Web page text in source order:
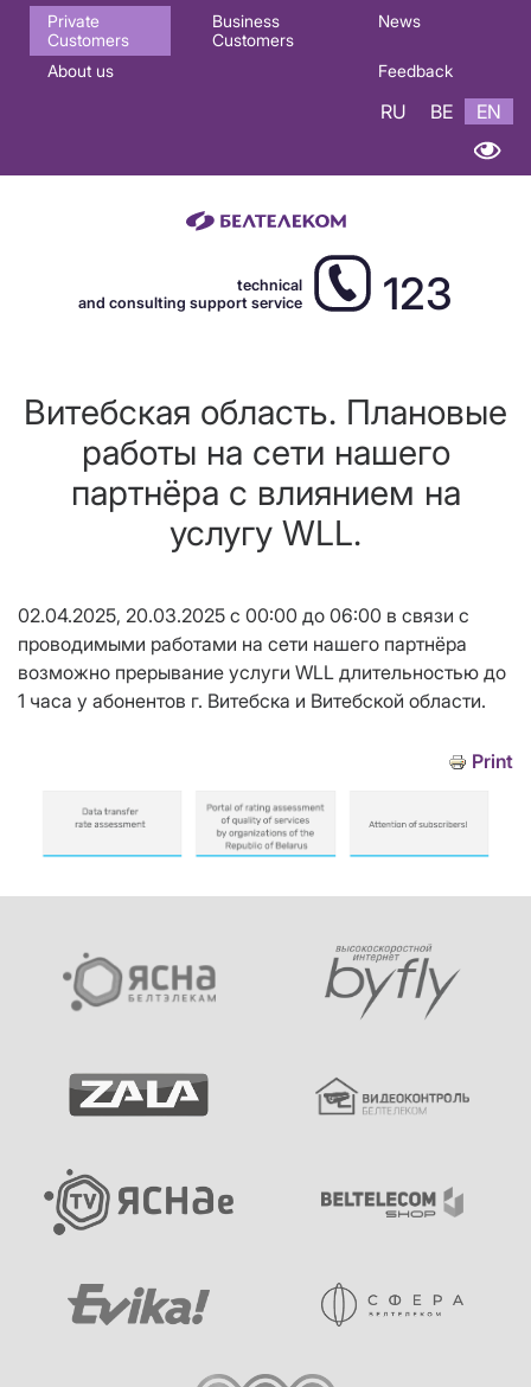
Основная
навигация
Private
Customers
Business
Customers
News
About us Feedback
RU BE EN
technical
and consulting support service
123
Витебская область. Плановые
работы на сети нашего
партнёра с влиянием на
услугу WLL.
02.04.2025, 20.03.2025 с 00:00 до 06:00 в связи с
проводимыми работами на сети нашего партнёра
возможно прерывание услуги WLL длительностью до
1 часа у абонентов г. Витебска и Витебской области.
Print